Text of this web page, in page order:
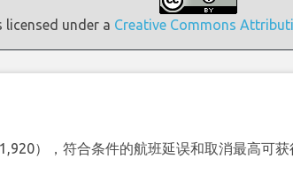
licensed under a Creative Commons
），符合条件的航班延误和取消最高可